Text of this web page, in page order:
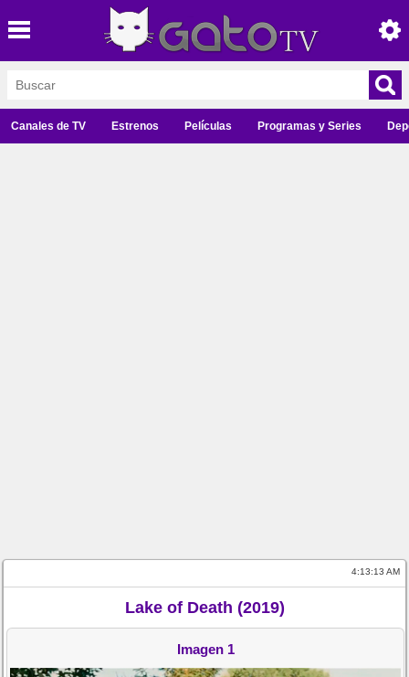
Canales de TV Estrenos Películas Programas y Series
4:13:13 AM
Lake of Death (2019)
Imagen 1